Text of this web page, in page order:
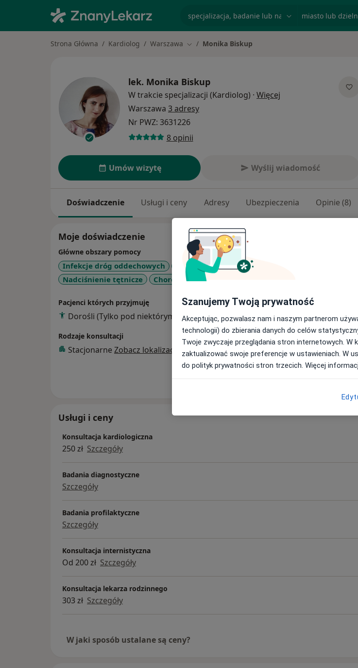
Strona Główna Kardiolog Warszawa Zmień miasto
Monika Biskup
lek. Monika Biskup
W trakcie specjalizacji (Kardiolog) · Więcej
Warszawa 3 adresy
Nr PWZ: 3631226
8 opinii
Umów wizytę Wyślij wiadomość
Doświadczenie Usługi i ceny Adresy Ubezpieczenia Opinie (8)
Moje doświadczenie
Główne obszary pomocy
Infekcje dróg oddechowych Hipercholesterolemia
Nadciśnienie tętnicze
Choroby wewnętrzne
Pacjenci których przyjmuję
Dorośli (Tylko pod niektórymi adresami)
Rodzaje konsultacji
Stacjonarne Zobacz lokalizacje (2)
Usługi i ceny
Konsultacja kardiologiczna
250 zł Szczegóły
Badania diagnostyczne
Szczegóły
Badania profilaktyczne
Szczegóły
Konsultacja internistyczna
Od 200 zł Szczegóły
Konsultacja lekarza rodzinnego
303 zł Szczegóły
W jaki sposób ustalane są ceny?
Szanujemy Twoją prywatność
Akceptując, pozwalasz nam i naszym partnerom
technologii) do zbierania danych do celów
Twoje zwyczaje przeglądania stron internetowych. W
zaktualizować swoje preferencje w ustawieniach. W
do polityk prywatności stron trzecich. Więcej